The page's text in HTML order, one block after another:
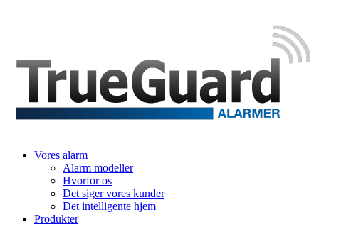
Vores alarm
Alarm modeller
Hvorfor os
Det siger vores kunder
Det intelligente hjem
Produkter